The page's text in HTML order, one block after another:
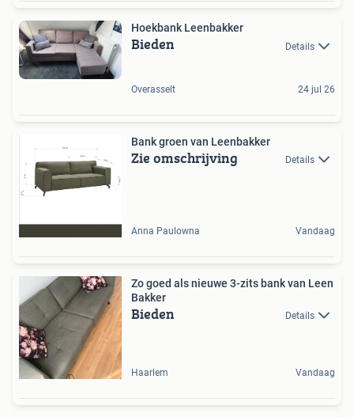
Hoekbank Leenbakker
Bieden Details
Overasselt 24 jul 26
Bank groen van Leenbakker
Zie omschrijving Details
Anna Paulowna Vandaag
Zo goed als nieuwe 3-zits bank van Leen
Bakker
Bieden Details
Haarlem Vandaag